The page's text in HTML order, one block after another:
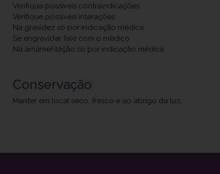
Verifique possíveis contraindicações
Verifique possíveis interações
Na gravidez só por indicação médica
Se engravidar fale com o médico
Na amamentação só por indicação médica
Conservação
Manter em local seco, fresco e ao abrigo da luz.